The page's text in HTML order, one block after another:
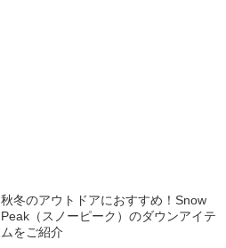
秋冬のアウトドアにおすすめ！Snow
Peak（スノーピーク）のダウンアイテ
ムをご紹介